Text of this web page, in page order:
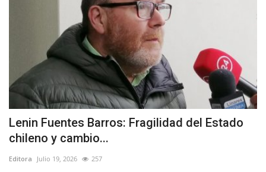
Lenin Fuentes Barros: Fragilidad del Estado
chileno y cambio...
Editora Julio 19, 2026 257